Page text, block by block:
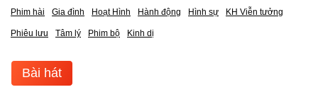
Phim hài Gia đình Hoạt Hình Hành động Hình sự KH Viễn tưởng
Phiêu lưu Tâm lý Phim bộ Kinh dị
Bài hát